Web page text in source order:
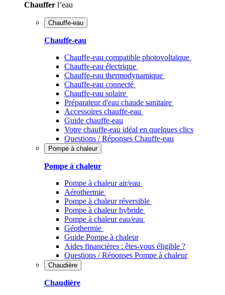
Chauffer l’eau
Chauffe-eau
Chauffe-eau
Chauffe-eau compatible photovoltaïque
Chauffe-eau électrique
Chauffe-eau thermodynamique
Chauffe-eau connecté
Chauffe-eau solaire
Préparateur d'eau chaude sanitaire
Accessoires chauffe-eau
Guide chauffe-eau
Votre chauffe-eau idéal en quelques clics
Questions / Réponses Chauffe-eau
Pompe à chaleur
Pompe à chaleur
Pompe à chaleur air/eau
Aérothermie
Pompe à chaleur réversible
Pompe à chaleur hybride
Pompe à chaleur​ eau/eau
Géothermie
Guide Pompe à chaleur
Aides financières : êtes-vous éligible ?
Questions / Réponses Pompe à chaleur
Chaudière
Chaudière